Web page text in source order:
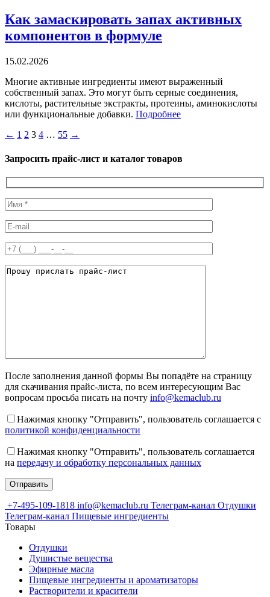
Как замаскировать запах активных
компонентов в формуле
15.02.2026
Многие активные ингредиенты имеют выраженный
собственный запах. Это могут быть серные соединения,
кислоты, растительные экстракты, протеины, аминокислоты
или функциональные добавки. Подробнее
Пагинация
записей
← 1 2 3 4 … 55 →
Запросить прайс-лист и каталог товаров
После заполнения данной формы Вы попадёте на страницу
для скачивания прайс-листа, по всем интересующим Вас
вопросам просьба писать на почту info@kemaclub.ru
Нажимая кнопку "Отправить", пользователь соглашается с
политикой конфиденциальности
Нажимая кнопку "Отправить", пользователь соглашается
на передачу и обработку персональных данных
+7-495-109-1818 info@kemaclub.ru Телеграм-канал Отдушки
Телеграм-канал Пищевые ингредиенты
Товары
Отдушки
Душистые вещества
Эфирные масла
Пищевые ингредиенты и ароматизаторы
Растворители и красители